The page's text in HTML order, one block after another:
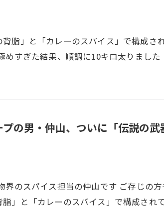
脂」と「カレーのスパイス」で構成さ
めすぎた結果、順調に10キロ太りまし
の男・仲山、ついに「伝説の
界のスパイス担当の仲山です ご存じの
」と「カレーのスパイス」で構成され